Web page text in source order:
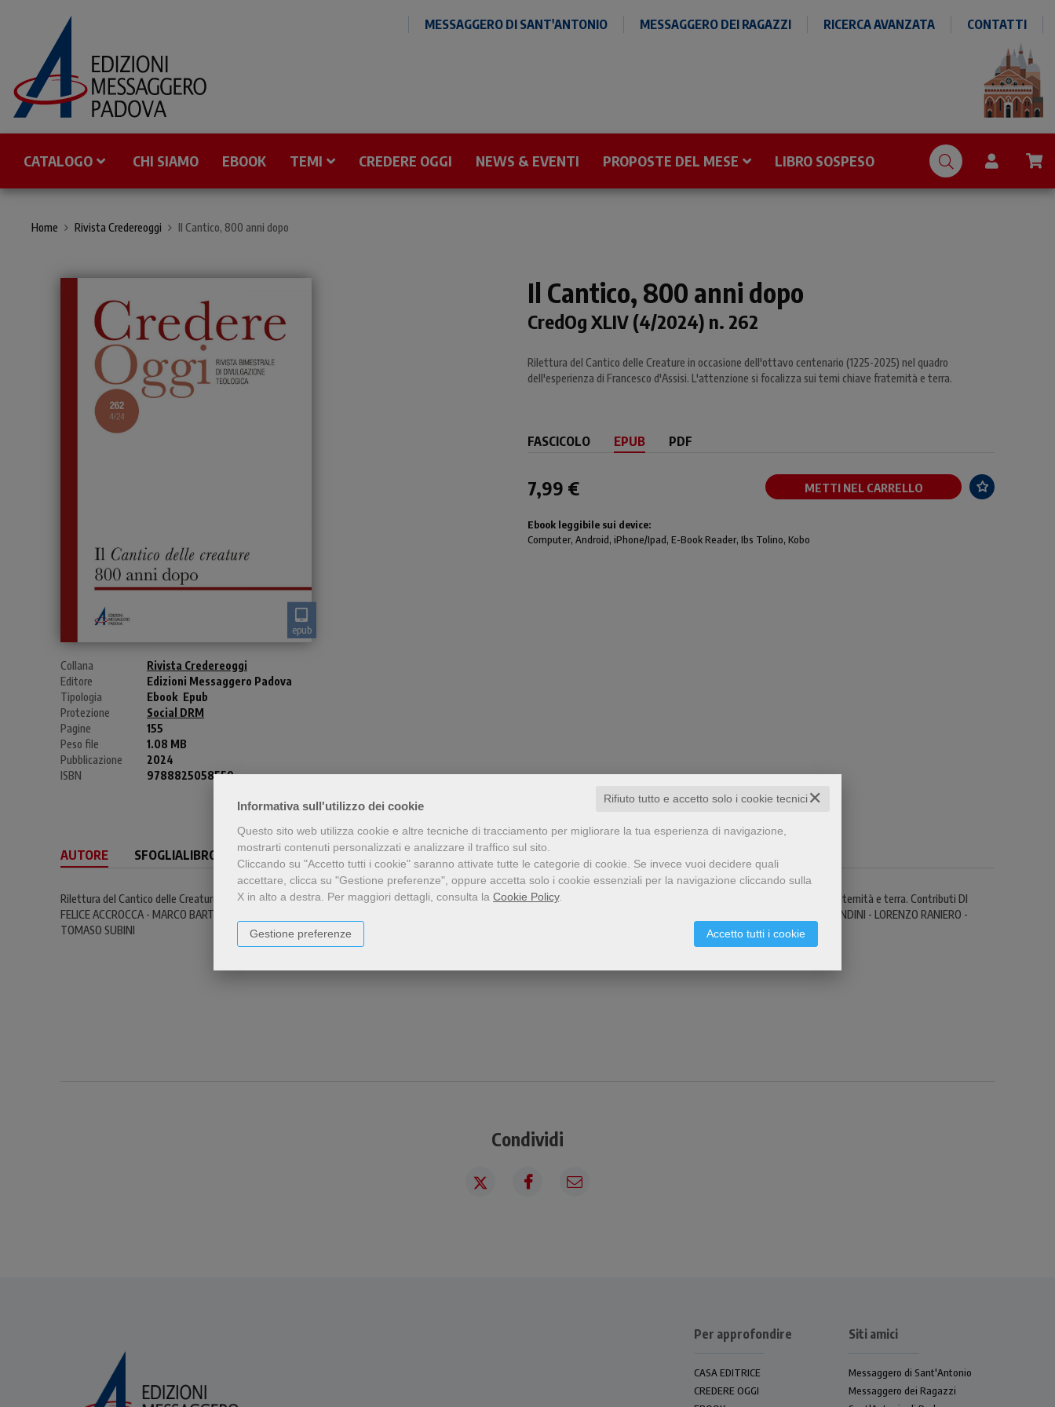
Informativa sull'utilizzo dei cookie ✕
Rifiuto tutto e accetto solo i cookie tecnici
Questo sito web utilizza cookie e altre tecniche di tracciamento per migliorare la tua esperienza di navigazione,
mostrarti contenuti personalizzati e analizzare il traffico sul sito.
Cliccando su "Accetto tutti i cookie" saranno attivate tutte le categorie di cookie. Se invece vuoi decidere quali
accettare, clicca su "Gestione preferenze", oppure accetta solo i cookie essenziali per la navigazione cliccando sulla
X in alto a destra. Per maggiori dettagli, consulta la Cookie Policy.
Accetto tutti i cookie
Gestione preferenze
MESSAGGERO DI SANT'ANTONIO MESSAGGERO DEI RAGAZZI RICERCA AVANZATA CONTATTI
CATALOGO CHI SIAMO EBOOK TEMI CREDERE OGGI NEWS & EVENTI PROPOSTE DEL MESE LIBRO SOSPESO
Home Rivista Credereoggi Il Cantico, 800 anni dopo
epub
Collana
Rivista Credereoggi
Editore
Edizioni Messaggero Padova
Tipologia
Ebook Epub
Protezione
Social DRM
Pagine
155
Peso file
1.08 MB
Pubblicazione
2024
ISBN
9788825058550
Il Cantico, 800 anni dopo
CredOg XLIV (4/2024) n. 262
Rilettura del Cantico delle Creature in occasione dell'ottavo centenario (1225-2025) nel quadro
dell'esperienza di Francesco d'Assisi. L'attenzione si focalizza sui temi chiave fraternità e terra.
FASCICOLO EPUB PDF
7,99 € METTI NEL CARRELLO
Ebook leggibile sui device:
Computer, Android, iPhone/Ipad, E-Book Reader, Ibs Tolino, Kobo
AUTORE SFOGLIALIBRO CONTENUTI
Rilettura del Cantico delle Creature in occasione dell'ottavo centenario (1225-2025) nel quadro dell'esperienza di Francesco d'Assisi. L'attenzione si focalizza sui temi chiave fraternità e terra. Contributi DI
FELICE ACCROCCA - MARCO BARTOLI - GIUSEPPE BUFFON - MARCO CAMPEDELLI - MARZIA CESCHIA - ALFONSO MARINI - PIETRO MESSA - GIULIO MICHELINI - SIMONE MORANDINI - LORENZO RANIERO -
TOMASO SUBINI
Condividi
Per approfondire
CASA EDITRICE
CREDERE OGGI
Siti amici
Messaggero di Sant'Antonio
Messaggero dei Ragazzi